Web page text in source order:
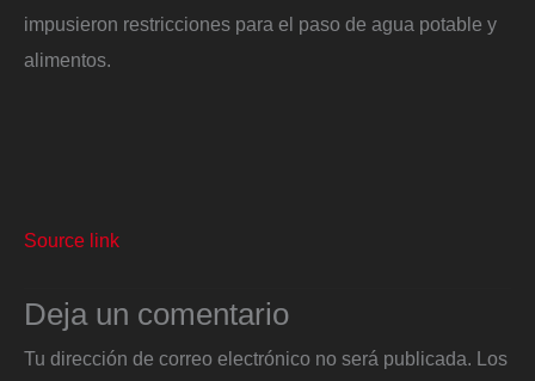
impusieron restricciones para el paso de agua potable y
alimentos.
Source link
Deja un comentario
Tu dirección de correo electrónico no será publicada. Los